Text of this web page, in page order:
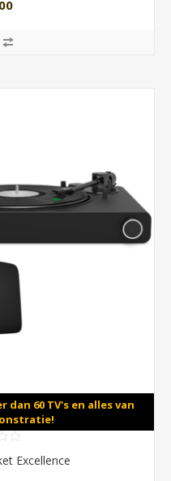
dan 60 TV's en alles van
Excellence